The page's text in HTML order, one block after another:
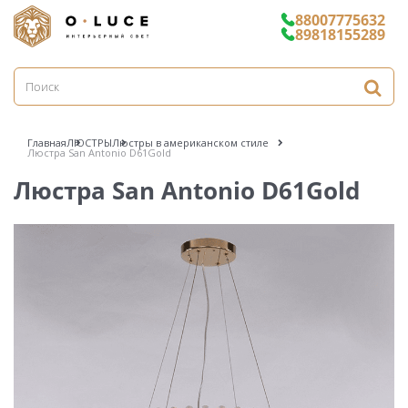
88007775632
89818155289
ГлавнаяЛЮСТРЫЛюстры в американском стиле
Люстра San Antonio D61Gold
Люстра San Antonio D61Gold